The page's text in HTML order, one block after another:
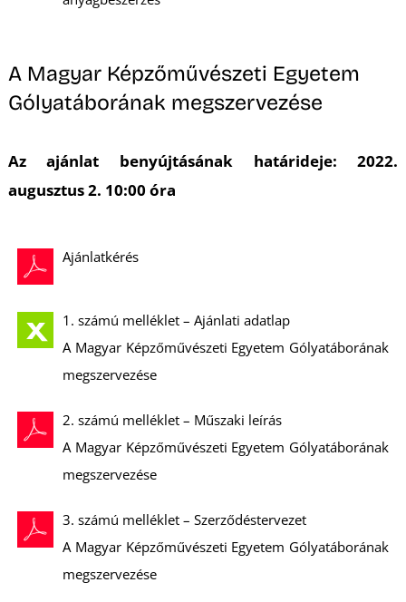
A Magyar Képzőművészeti Egyetem
Gólyatáborának megszervezése
Az ajánlat benyújtásának határideje: 2022.
augusztus 2. 10:00 óra
Ajánlatkérés
1. számú melléklet – Ajánlati adatlap
A Magyar Képzőművészeti Egyetem Gólyatáborának
megszervezése
2. számú melléklet – Műszaki leírás
A Magyar Képzőművészeti Egyetem Gólyatáborának
megszervezése
3. számú melléklet – Szerződéstervezet
A Magyar Képzőművészeti Egyetem Gólyatáborának
megszervezése